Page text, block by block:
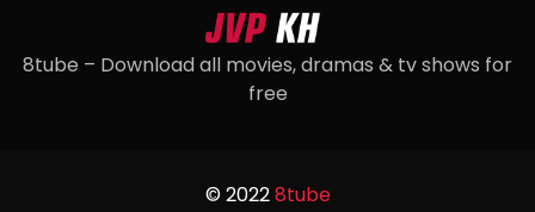
8tube – Download all movies, dramas & tv shows for
free
© 20228tube